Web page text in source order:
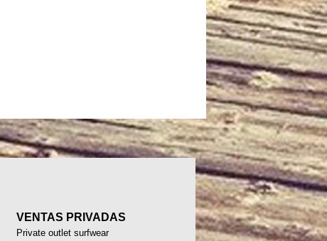
VENTAS PRIVADAS
Private outlet surfwear